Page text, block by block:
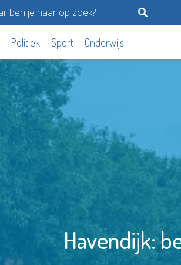
Politiek Sport Onderwijs
Havendijk: